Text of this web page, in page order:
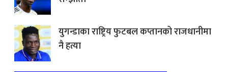
युगन्डाका राष्ट्रिय फुटबल कप्तानको राजधानीमा
नै हत्या